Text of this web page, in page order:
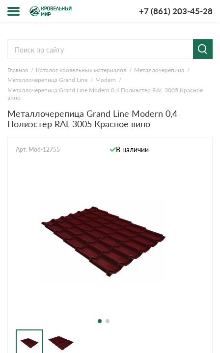
+7 (861) 203-45-28
компании
и оплата
ответы
Главная Каталог кровельных материалов
Металлочерепица
Металлочерепица Grand Line
Modern
Металлочерепица Grand Line Modern 0,4 Полиэстер RAL 3005 Красное
вино
Металлочерепица Grand Line Modern 0,4
Полиэстер RAL 3005 Красное вино
Арт. Mod-12755 В наличии